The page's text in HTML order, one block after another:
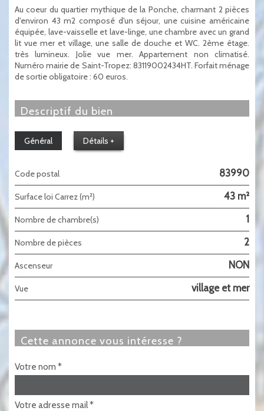
Au coeur du quartier mythique de la Ponche, charmant 2 pièces
d'environ 43 m2 composé d'un séjour, une cuisine américaine
équipée, lave-vaisselle et lave-linge, une chambre avec un grand
lit vue mer et village, une salle de douche et WC. 2ème étage.
très lumineux. Jolie vue mer. Appartement non climatisé.
Numéro mairie de Saint-Tropez: 83119002434HT. Forfait ménage
de sortie obligatoire : 60 euros.
descriptif du bien
Général Détails +
Code postal 83990
Surface loi Carrez (m²) 43 m²
Nombre de chambre(s) 1
Nombre de pièces 2
Ascenseur NON
Vue village et mer
cette annonce vous intéresse ?
Votre nom *
Votre adresse mail *